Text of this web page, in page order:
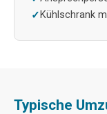
Kühlschrank
Typische